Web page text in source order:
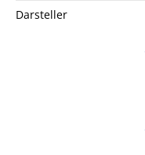
Darsteller